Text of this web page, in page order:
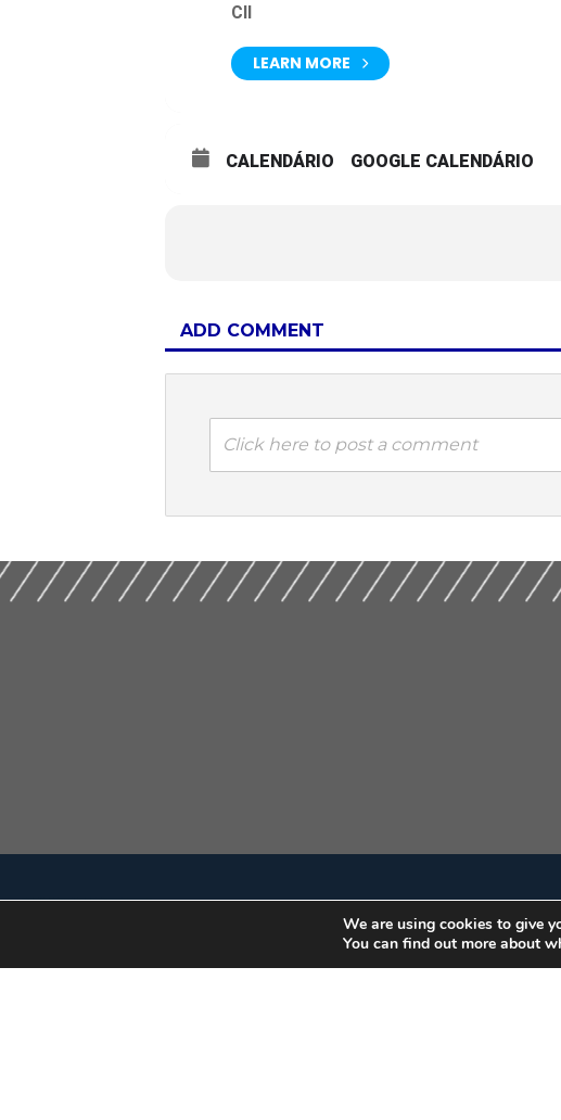
CII
LEARN MORE
CALENDÁRIO GOOGLE CALENDÁRIO
ADD COMMENT
Click here to post a comment
We are using cookies to give
You can find out more about